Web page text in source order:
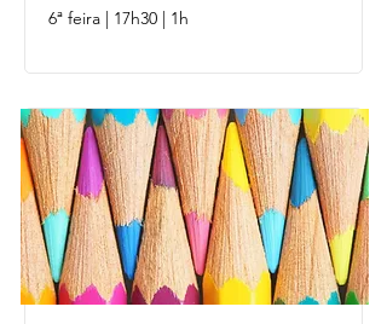
6ª feira | 17h30 | 1h